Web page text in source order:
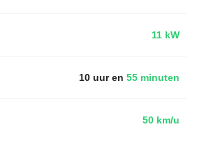
11 kW
10 uur en 55 minuten
50 km/u